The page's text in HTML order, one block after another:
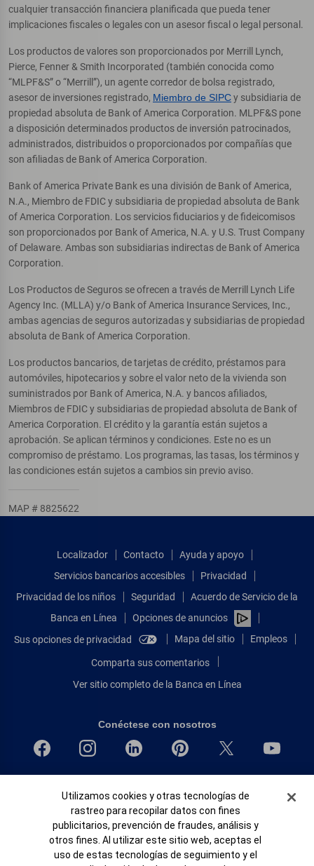
cualquier transacción financiera planificada que pueda tener
implicaciones fiscales o legales con un asesor fiscal o legal personal.
Los productos de valores son proporcionados por Merrill Lynch,
Pierce, Fenner & Smith Incorporated (también conocida como
“MLPF&S” o “Merrill”), un agente corredor de bolsa registrado,
asesor de inversiones registrado, Miembro de SIPCy subsidiaria de
propiedad absoluta de Bank of America Corporation. MLPF&S pone
a disposición determinados productos de inversión patrocinados,
administrados, distribuidos o proporcionados por compañías que
son afiliadas de Bank of America Corporation.
Bank of America Private Bank es una división de Bank of America,
N.A., Miembro de FDIC y subsidiaria de propiedad absoluta de Bank
of America Corporation. Los servicios fiduciarios y de fideicomisos
son proporcionados por Bank of America, N.A. y U.S. Trust Company
of Delaware. Ambas son subsidiarias indirectas de Bank of America
Corporation.
Los Productos de Seguros se ofrecen a través de Merrill Lynch Life
Agency Inc. (MLLA) y/o Bank of America Insurance Services, Inc.,
ambas agencias de seguros autorizadas y subsidiarias de propiedad
absoluta de Bank of America Corporation.
Los productos bancarios, de tarjetas de crédito, préstamos para
automóviles, hipotecarios y sobre el valor neto de la vivienda son
suministrados por Bank of America, N.A. y bancos afiliados,
Miembros de FDIC y subsidiarias de propiedad absoluta de Bank of
America Corporation. El crédito y la garantía están sujetos a
aprobación. Se aplican términos y condiciones. Este no es un
compromiso de préstamo. Los programas, las tasas, los términos y
las condiciones están sujetos a cambios sin previo aviso.
MAP # 8825622
Localizador Contacto
Ayuda y apoyo
Servicios bancarios accesibles
Privacidad
Privacidad de los niños
Seguridad
Acuerdo de Servicio de la
Banca en Línea
Opciones de anuncios
Sus opciones de privacidad
Mapa del sitio Empleos
Comparta sus comentarios
Ver sitio completo de la Banca en Línea
Conéctese con nosotros
Igualdad de oportunidades en préstamos para viviendas
© 2026 Bank of America Corporation.
Todos Los Derechos Reservados.
Patente: patents.bankofamerica.com
Banner de Cookies
Utilizamos cookies y otras tecnologías de
rastreo para recopilar datos con fines
publicitarios, prevención de fraudes, análisis y
otros fines. Al utilizar este sitio web, aceptas el
uso de estas tecnologías de seguimiento y el